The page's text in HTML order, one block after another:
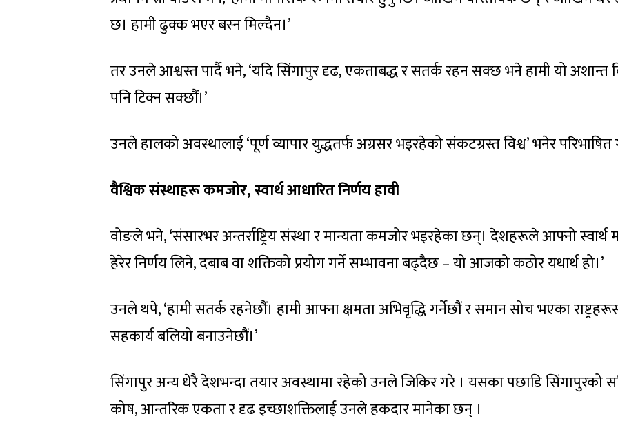
छ। हामी ढुक्क भएर बस्न मिल्दैन।’
तर उनले आश्वस्त पार्दै भने, ‘यदि सिंगापुर दृढ, एकताबद्ध र सतर्क रहन सक्छ भने हामी यो अशान्त
पनि टिक्न सक्छौं।’
उनले हालको अवस्थालाई ‘पूर्ण व्यापार युद्धतर्फ अग्रसर भइरहेको संकटग्रस्त विश्व’ भनेर परिभाषित
वैश्विक संस्थाहरू कमजोर, स्वार्थ आधारित निर्णय हावी
वोङले भने, ‘संसारभर अन्तर्राष्ट्रिय संस्था र मान्यता कमजोर भइरहेका छन्। देशहरूले आफ्नो स्वार्थ
हेरेर निर्णय लिने, दबाब वा शक्तिको प्रयोग गर्ने सम्भावना बढ्दैछ – यो आजको कठोर यथार्थ हो।’
उनले थपे, ‘हामी सतर्क रहनेछौं। हामी आफ्ना क्षमता अभिवृद्धि गर्नेछौं र समान सोच भएका
सहकार्य बलियो बनाउनेछौं।’
सिंगापुर अन्य धेरै देशभन्दा तयार अवस्थामा रहेको उनले जिकिर गरे । यसका पछाडि सिंगापुरको
कोष, आन्तरिक एकता र दृढ इच्छाशक्तिलाई उनले हकदार मानेका छन् ।